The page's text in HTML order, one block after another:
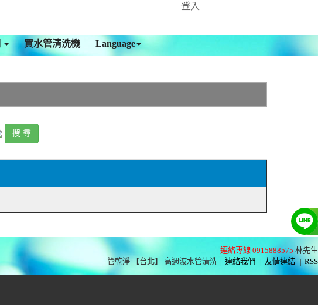
登入
買水管清洗機 Language
連絡專線 0915888575 林先生
管乾淨 【台北】 高週波水管清洗 | 連絡我們 | 友情連結 | RSS